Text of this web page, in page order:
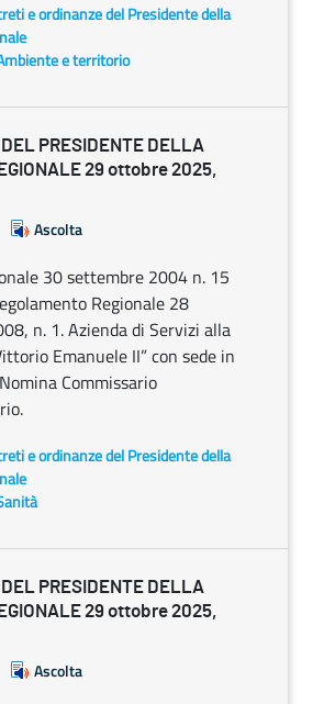
e ordinanze del Presidente della
e territorio
DEL PRESIDENTE DELLA
29 ottobre 2025,
Ascolta
30 settembre 2004 n. 15
Regionale 28
n. 1. Azienda di Servizi alla
Emanuele II” con sede in
Commissario
e ordinanze del Presidente della
DEL PRESIDENTE DELLA
29 ottobre 2025,
Ascolta